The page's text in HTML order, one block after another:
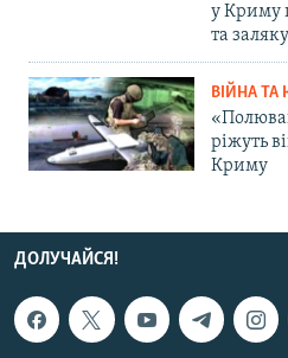
у Криму
та
ВІЙНА ТА
ріжуть
Криму
ДОЛУЧАЙСЯ!